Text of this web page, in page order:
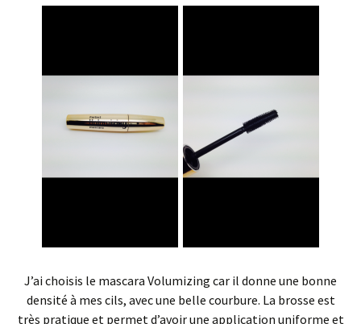
J’ai choisis le mascara Volumizing car il donne une bonne
densité à mes cils, avec une belle courbure. La brosse est
très pratique et permet d’avoir une application uniforme et